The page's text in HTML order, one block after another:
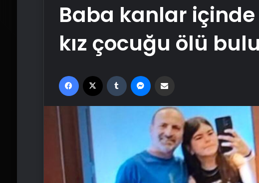
Baba kanlar içinde
kız çocuğu ölü
Facebook Tumblr